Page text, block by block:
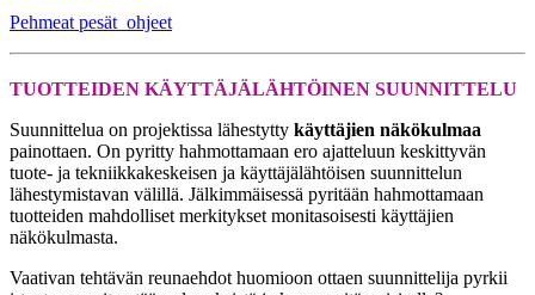
Pehmeat pesät_ohjeet
TUOTTEIDEN KÄYTTÄJÄLÄHTÖINEN SUUNNITTELU
Suunnittelua on projektissa lähestytty käyttäjien näkökulmaa
painottaen. On pyritty hahmottamaan ero ajatteluun keskittyvän
tuote- ja tekniikkakeskeisen ja käyttäjälähtöisen suunnittelun
lähestymistavan välillä. Jälkimmäisessä pyritään hahmottamaan
tuotteiden mahdolliset merkitykset monitasoisesti käyttäjien
näkökulmasta.
Vaativan tehtävän reunaehdot huomioon ottaen suunnittelija pyrkii